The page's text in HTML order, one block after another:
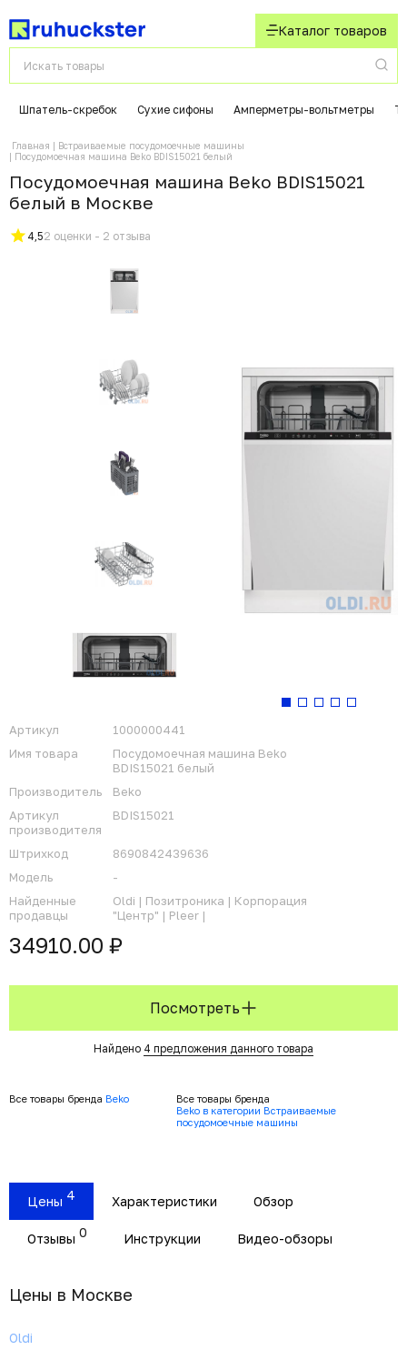
Каталог товаров
Шпатель-скребок Сухие сифоны Амперметры-вольтметры
Главная
Встраиваемые посудомоечные машины
Посудомоечная машина Beko BDIS15021 белый
Посудомоечная машина Beko BDIS15021
белый в Москвe
4,52 оценки - 2 отзыва
Артикул
1000000441
Имя товара
Посудомоечная машина Beko
BDIS15021 белый
Производитель
Beko
Артикул
производителя
BDIS15021
Штрихкод
8690842439636
Модель
-
Найденные
продавцы
Oldi | Позитроника | Корпорация
"Центр" | Pleer |
34910.00 ₽
Посмотреть
Найдено 4 предложения данного товара
Все товары бренда Beko
Все товары бренда
Beko в категории Встраиваемые
посудомоечные машины
Цены 4 Характеристики Обзор
Отзывы 0 Инструкции Видео-обзоры
Цены в Москвe
Oldi